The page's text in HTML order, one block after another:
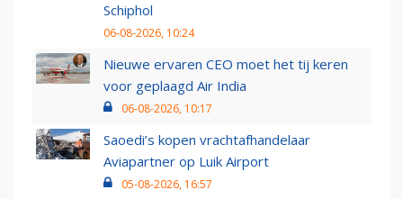
Schiphol
06-08-2026, 10:24
Nieuwe ervaren CEO moet het tij keren
voor geplaagd Air India
06-08-2026, 10:17
Saoedi’s kopen vrachtafhandelaar
Aviapartner op Luik Airport
05-08-2026, 16:57